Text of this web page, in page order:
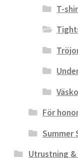
T-
För
Summer
Utrustning